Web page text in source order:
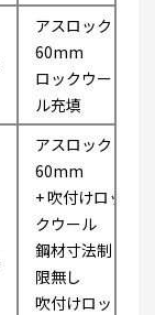
アスロック
60mm
ロックウー
ル充填
アスロック
60mm
+ 吹付けロッ
クウール
鋼材寸法制
限無し
吹付けロッ